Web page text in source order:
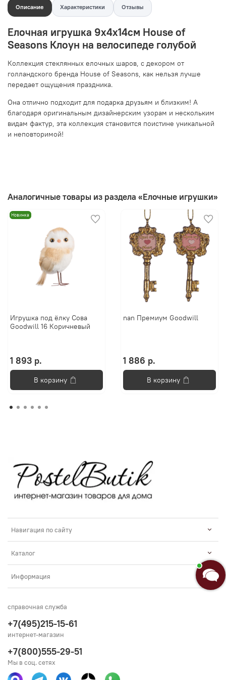
Описание Характеристики Отзывы
Елочная игрушка 9х4х14см House of
Seasons Клоун на велосипеде голубой
Коллекция стеклянных елочных шаров, с декором от
голландского бренда House of Seasons, как нельзя лучше
передает ощущения праздника.
Она отлично подходит для подарка друзьям и близким! А
благодаря оригинальным дизайнерским узорам и нескольким
видам фактур, эта коллекция становится поистине уникальной
и неповторимой!
Аналогичные товары из раздела «Елочные игрушки»
Новинка
Игрушка под ёлку Сова
Goodwill 16 Коричневый
1 893 р.
В корзину
nan Премиум Goodwill
1 886 р.
В корзину
Навигация по сайту
Каталог
Информация
справочная служба
+7(495)215-15-61
интернет-магазин
+7(800)555-29-51
Мы в соц. сетях